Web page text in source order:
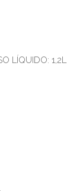
LÍQUIDO: 1,2L